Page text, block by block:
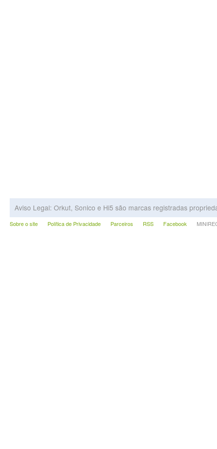
Aviso Legal: Orkut, Sonico e Hi5 são marcas registradas
Sobre o site Política de Privacidade Parceiros RSS Facebook